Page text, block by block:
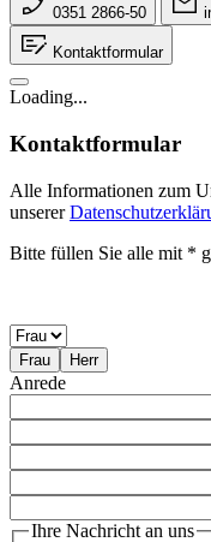
0351 2866-50
Kontaktformular
Loading...
Kontaktformular
Alle Informationen zum
unserer
Bitte füllen Sie alle mit *
Frau Herr
Anrede
Ihre Nachricht an uns